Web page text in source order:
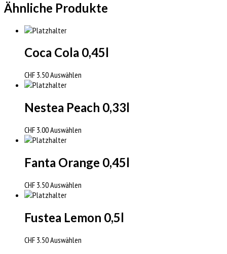
Ähnliche Produkte
Coca Cola 0,45l
CHF 3.50Auswählen
Nestea Peach 0,33l
CHF 3.00Auswählen
Fanta Orange 0,45l
CHF 3.50Auswählen
Fustea Lemon 0,5l
CHF 3.50Auswählen